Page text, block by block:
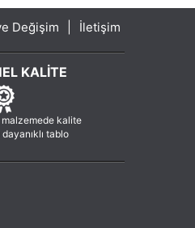
Değişim İletişim
KALITE
kalite
tablo